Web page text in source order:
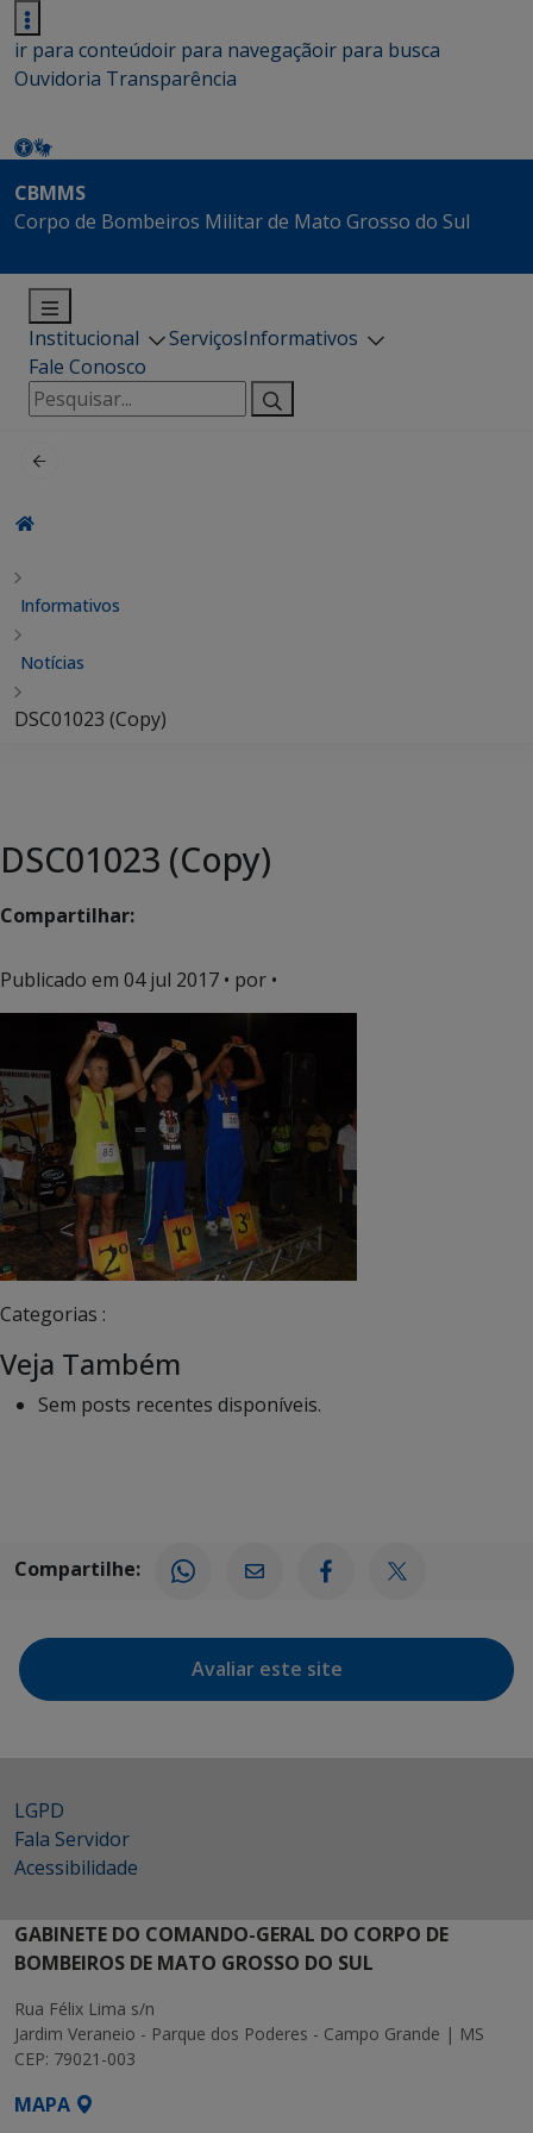
ir para conteúdoir para navegaçãoir para busca
Ouvidoria Transparência
CBMMS
Corpo de Bombeiros Militar de Mato Grosso do Sul
Institucional ServiçosInformativos
Fale Conosco
Pesquisar
por:
Informativos
Notícias
DSC01023 (Copy)
DSC01023 (Copy)
Compartilhar:
Publicado em 04 jul 2017 • por •
Categorias :
Veja Também
Sem posts recentes disponíveis.
Compartilhe:
Avaliar este site
LGPD
Fala Servidor
Acessibilidade
GABINETE DO COMANDO-GERAL DO CORPO DE
BOMBEIROS DE MATO GROSSO DO SUL
Rua Félix Lima s/n
Jardim Veraneio - Parque dos Poderes - Campo Grande | MS
CEP: 79021-003
MAPA